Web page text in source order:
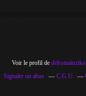
Voir le profil de delromainzika
Signaler un abus
C.G.U.